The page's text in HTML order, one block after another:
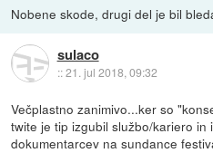
Nobene skode, drugi del je bil
sulaco
::21. jul 2018, 09:32
Večplastno zanimivo...ker so
twite je tip izgubil službo/kariero in
dokumentarcev na sundance